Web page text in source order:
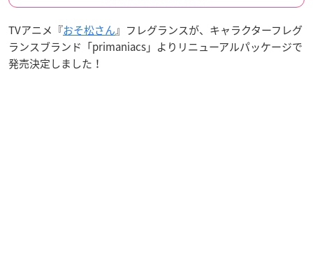
TVアニメ『おそ松さん』フレグランスが、キャラクターフレグ
ランスブランド「primaniacs」よりリニューアルパッケージで
発売決定しました！